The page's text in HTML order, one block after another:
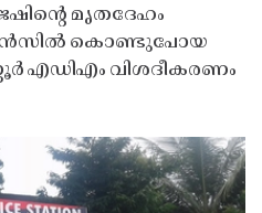
മൃതദേഹം
കൊണ്ടുപോയ
എഡിഎം വിശദീകരണം